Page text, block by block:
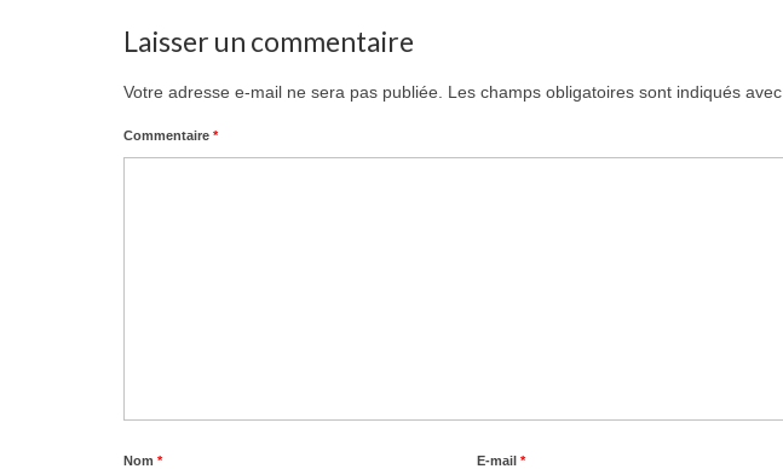
Laisser un commentaire
Votre adresse e-mail ne sera pas publiée. Les champs obligatoires sont indiqués avec
Commentaire *
Nom * E-mail*